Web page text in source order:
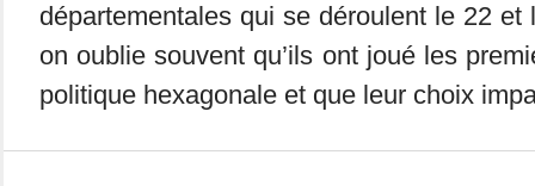
départementales qui se déroulent le 22 et
on oublie souvent qu’ils ont joué les
politique hexagonale et que leur choix